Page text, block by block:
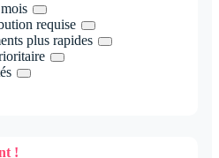
requise
plus rapides